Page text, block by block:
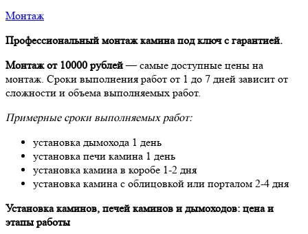
Монтаж
Профессиональный монтаж камина под ключ с гарантией.
Монтаж от 10000 рублей— самые доступные цены на
монтаж. Сроки выполнения работ от 1 до 7 дней зависит от
сложности и объема выполняемых работ.
Примерные сроки выполняемых работ:
установка дымохода 1 день
установка печи камина 1 день
установка камина в коробе 1-2 дня
установка камина с облицовкой или порталом 2-4 дня
Установка каминов, печей каминов и дымоходов: цена и
этапы работы